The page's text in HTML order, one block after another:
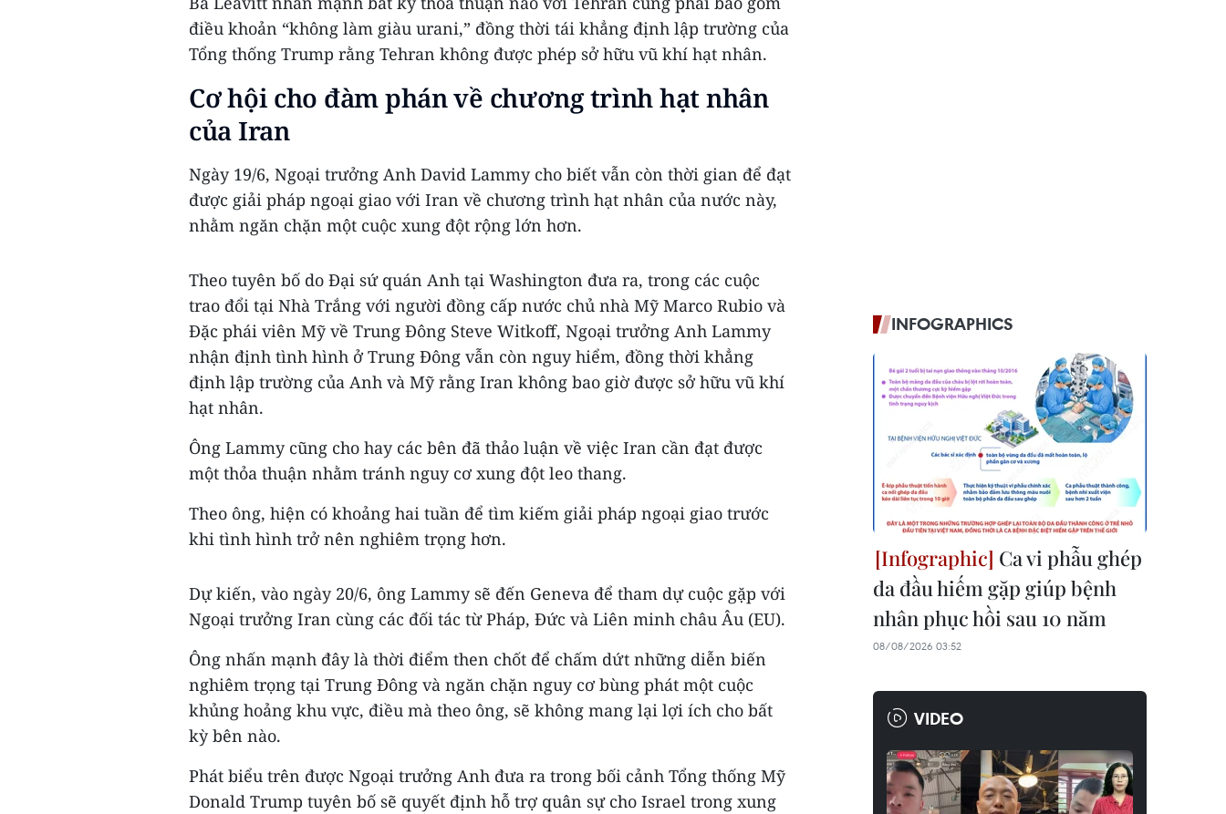
điều khoản “không làm giàu urani,” đồng thời tái khẳng định lập trường của
Tổng thống Trump rằng Tehran không được phép sở hữu vũ khí hạt nhân.
Cơ hội cho đàm phán về chương trình hạt nhân
của Iran
Ngày 19/6, Ngoại trưởng Anh David Lammy cho biết vẫn còn thời gian để đạt
được giải pháp ngoại giao với Iran về chương trình hạt nhân của nước này,
nhằm ngăn chặn một cuộc xung đột rộng lớn hơn.
Theo tuyên bố do Đại sứ quán Anh tại Washington đưa ra, trong các cuộc
trao đổi tại Nhà Trắng với người đồng cấp nước chủ nhà Mỹ Marco Rubio và
Đặc phái viên Mỹ về Trung Đông Steve Witkoff, Ngoại trưởng Anh Lammy
nhận định tình hình ở Trung Đông vẫn còn nguy hiểm, đồng thời khẳng
định lập trường của Anh và Mỹ rằng Iran không bao giờ được sở hữu vũ khí
hạt nhân.
Ông Lammy cũng cho hay các bên đã thảo luận về việc Iran cần đạt được
một thỏa thuận nhằm tránh nguy cơ xung đột leo thang.
Theo ông, hiện có khoảng hai tuần để tìm kiếm giải pháp ngoại giao trước
khi tình hình trở nên nghiêm trọng hơn.
Dự kiến, vào ngày 20/6, ông Lammy sẽ đến Geneva để tham dự cuộc gặp với
Ngoại trưởng Iran cùng các đối tác từ Pháp, Đức và Liên minh châu Âu (EU).
Ông nhấn mạnh đây là thời điểm then chốt để chấm dứt những diễn biến
nghiêm trọng tại Trung Đông và ngăn chặn nguy cơ bùng phát một cuộc
khủng hoảng khu vực, điều mà theo ông, sẽ không mang lại lợi ích cho bất
kỳ bên nào.
Phát biểu trên được Ngoại trưởng Anh đưa ra trong bối cảnh Tổng thống Mỹ
Donald Trump tuyên bố sẽ quyết định hỗ trợ quân sự cho Israel trong xung
INFOGRAPHICS
Ca vi phẫu ghép
da đầu hiếm gặp giúp bệnh
nhân phục hồi sau 10 năm
08/08/2026 03:52
VIDEO